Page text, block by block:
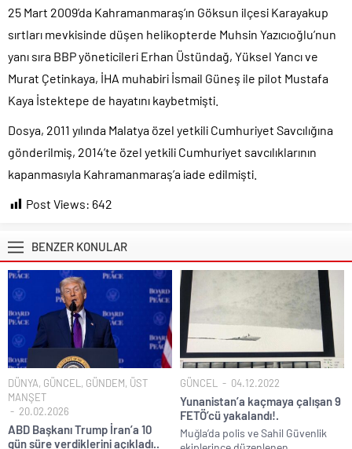
25 Mart 2009’da Kahramanmaraş’ın Göksun ilçesi Karayakup
sırtları mevkisinde düşen helikopterde Muhsin Yazıcıoğlu’nun
yanı sıra BBP yöneticileri Erhan Üstündağ, Yüksel Yancı ve
Murat Çetinkaya, İHA muhabiri İsmail Güneş ile pilot Mustafa
Kaya İstektepe de hayatını kaybetmişti.
Dosya, 2011 yılında Malatya özel yetkili Cumhuriyet Savcılığına
gönderilmiş, 2014’te özel yetkili Cumhuriyet savcılıklarının
kapanmasıyla Kahramanmaraş’a iade edilmişti.
Post Views: 642
BENZER KONULAR
DÜNYA, GÜNCEL , GÜNDEM, ÜST
MANŞET
20.02.2026
ABD Başkanı Trump İran’a 10
gün süre verdiklerini açıkladı..
GÜNCEL 04.12.2022
Yunanistan’a kaçmaya çalışan 9
FETÖ’cü yakalandı!.
Muğla’da polis ve Sahil Güvenlik